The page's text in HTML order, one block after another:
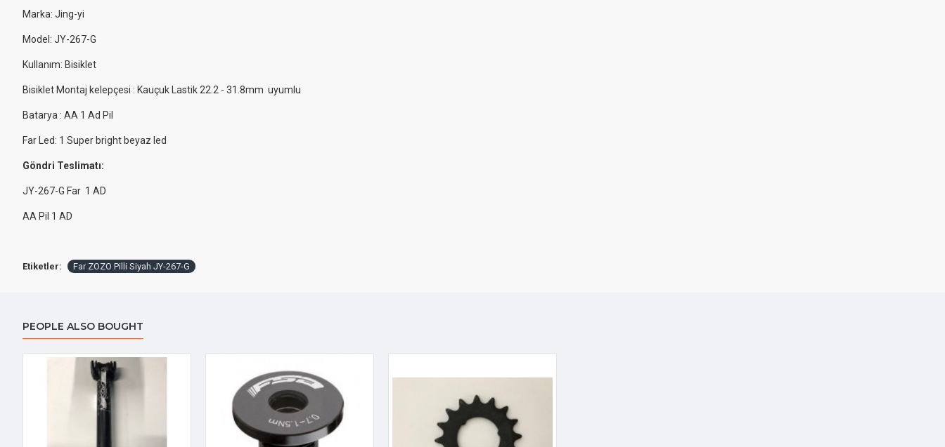
Marka: Jing-yi
Model: JY-267-G
Kullanım: Bisiklet
Bisiklet Montaj kelepçesi : Kauçuk Lastik 22.2 - 31.8mm uyumlu
Batarya : AA 1 Ad Pil
Far Led: 1 Super bright beyaz led
Göndri Teslimatı:
JY-267-G Far 1 AD
AA Pil 1 AD
Etiketler: Far ZOZO Pilli Siyah JY-267-G
PEOPLE ALSO BOUGHT